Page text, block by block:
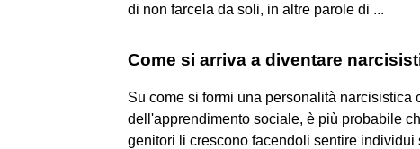
di non farcela da soli, in altre parole di ...
Come si arriva a diventare
Su come si formi una personalità
dell'apprendimento sociale, è più probabile
genitori li crescono facendoli sentire